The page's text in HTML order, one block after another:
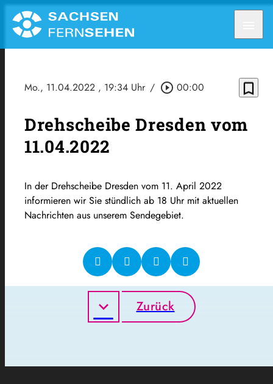
Mo., 11.04.2022 , 19:34 Uhr / play_circle_outline 00:00 bookmark_border
Drehscheibe Dresden vom
11.04.2022
In der Drehscheibe Dresden vom 11. April 2022
informieren wir Sie stündlich ab 18 Uhr mit aktuellen
Nachrichten aus unserem Sendegebiet.
Zurück